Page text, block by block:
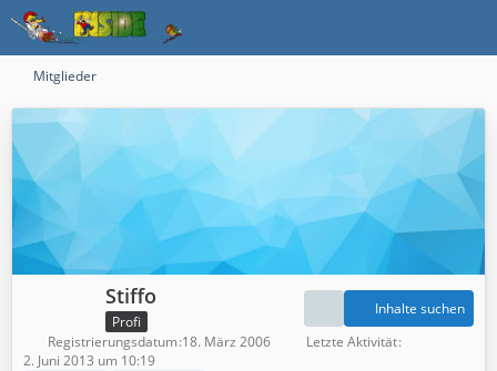
Mitglieder
Stiffo
Profi
Inhalte suchen
Registrierungsdatum 18. März 2006
Letzte Aktivität
2. Juni 2013 um 10:19